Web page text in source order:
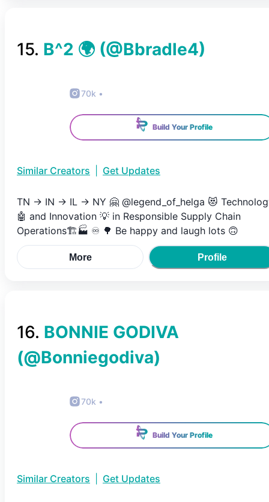
15. B^2 🌍 (@Bbradle4)
70k •
Build Your Profile
Similar Creators Get Updates
TN -> IN -> IL -> NY 🤗 @legend_of_helga 😻
🤖 and Innovation 💡 in Responsible Supply Chain
Operations🏗🏭 ♾ 🌳 Be happy and laugh lots 🙃
More Profile
16. BONNIE GODIVA
(@Bonniegodiva)
70k •
Build Your Profile
Similar Creators Get Updates